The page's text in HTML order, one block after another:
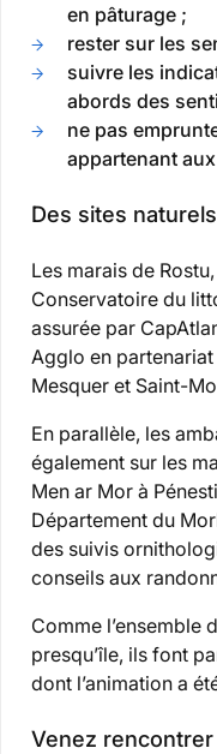
en pâturage ;
rester sur les
suivre les
abords des
ne pas
appartenant
Des sites
Les marais de
Conservatoire du
assurée par
Agglo en
Mesquer et Saint-
En parallèle, les
également sur les
Men ar Mor à
Département du
des suivis
conseils aux
Comme l’ensemble
presqu’île, ils font
dont l’animation a
Venez